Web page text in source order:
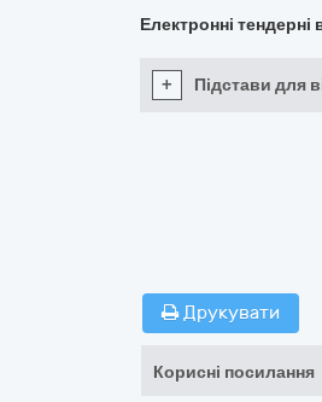
Електронні тендерні
+ Підстави для
Друкувати
Корисні посилання